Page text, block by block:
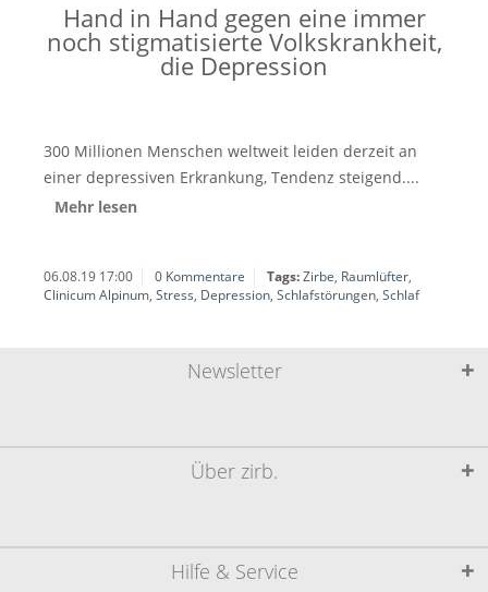
Hand in Hand gegen eine immer
noch stigmatisierte Volkskrankheit,
die Depression
300 Millionen Menschen weltweit leiden derzeit an
einer depressiven Erkrankung, Tendenz steigend....
Mehr lesen
06.08.19 17:00 0 Kommentare Tags:Zirbe, Raumlüfter,
Clinicum Alpinum, Stress, Depression, Schlafstörungen, Schlaf
Hilfe & Service
Über zirb.
Newsletter